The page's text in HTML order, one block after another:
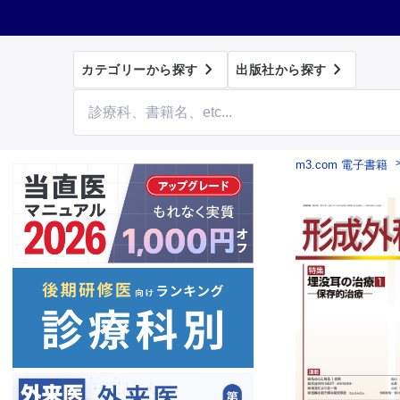
カテゴリーから探す  出版社から探す 
m3.com 電子書籍